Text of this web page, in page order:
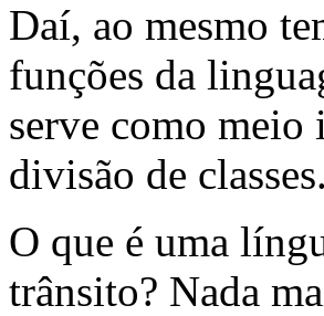
Daí, ao mesmo
funções da
serve como meio
divisão de classes.
O que é uma
trânsito? Nada